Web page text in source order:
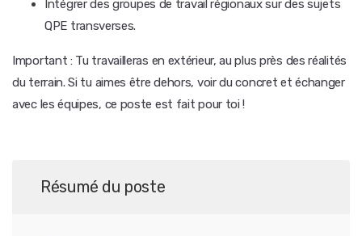
Intégrer des groupes de travail régionaux sur des sujets
QPE transverses.
Important : Tu travailleras en extérieur, au plus près des réalités
du terrain. Si tu aimes être dehors, voir du concret et échanger
avec les équipes, ce poste est fait pour toi !
Résumé du poste